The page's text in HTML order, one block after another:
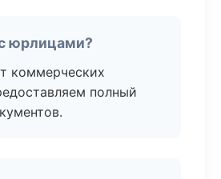
юрлицами?
коммерческих
полный